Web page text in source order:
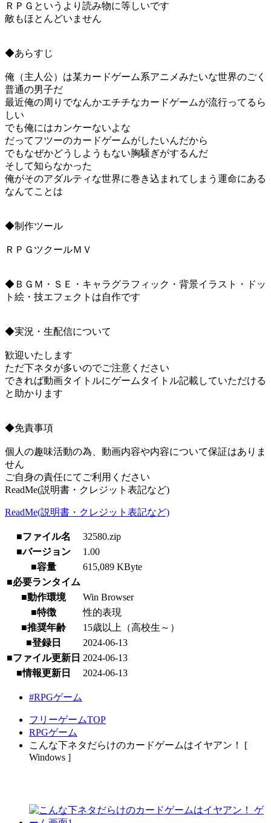
ＲＰＧというより読み物に等しいです
敵もほとんどいません
◆あらすじ
俺（主人公）は某カードゲーム系アニメみたいな世界のごく
普通の男子だ
最近俺の周りでなんかエチチなカードゲームが流行ってるら
しい
でも俺にはカンケーないよな
だってフツーのカードゲームがしたいんだから
でもなぜかどうしようもない胸騒ぎがするんだ
そして知らなかった
俺がそのアダルティな世界に巻き込まれてしまう運命にある
なんてことは
◆制作ツール
ＲＰＧツクールＭＶ
◆ＢＧＭ・ＳＥ・キャラグラフィック・背景イラスト・ドッ
ト絵・技エフェクトは自作です
◆実況・生配信について
歓迎いたします
ただ下ネタが多いのでご注意ください
できれば動画タイトルにゲームタイトル記載していただける
と助かります
◆免責事項
個人の趣味活動の為、動画内容や内容について保証はありま
せん
ご自身の責任にてご利用ください
ReadMe(説明書・クレジット表記など)
ReadMe(説明書・クレジット表記など)
■ファイル名
32580.zip
■バージョン
1.00
■容量
615,089 KByte
■必要ランタイム
■動作環境
Win Browser
■特徴
性的表現
■推奨年齢
15歳以上（高校生～）
■登録日
2024-06-13
■ファイル更新日 2024-06-13
■情報更新日
2024-06-13
#RPGゲーム
フリーゲームTOP
RPGゲーム
こんな下ネタだらけのカードゲームはイヤアン！ [
Windows ]